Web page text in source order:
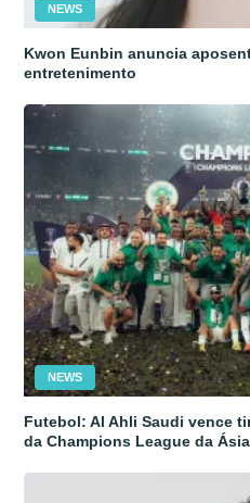
NEWS
Kwon Eunbin anuncia
entretenimento
NEWS
Futebol: Al Ahli Saudi vence
da Champions League da Ásia